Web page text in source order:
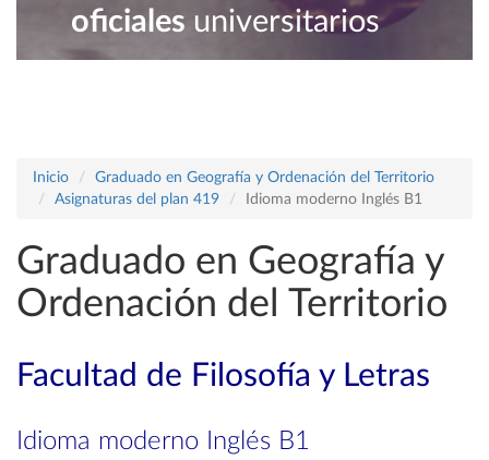
oficiales universitarios
Inicio
Graduado en Geografía y Ordenación del Territorio
Asignaturas del plan 419
Idioma moderno Inglés B1
Graduado en Geografía y
Ordenación del Territorio
Facultad de Filosofía y Letras
Idioma moderno Inglés B1